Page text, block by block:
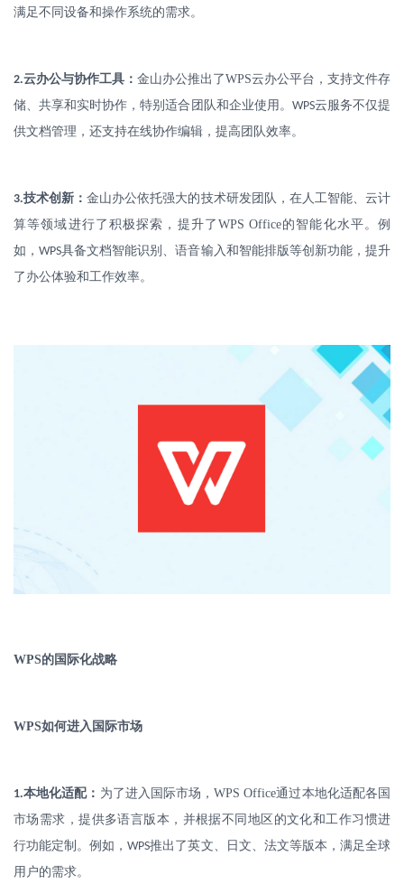
满足不同设备和操作系统的需求。
2.云办公与协作工具： 金山办公推出了WPS云办公平台，支持文件存
储、共享和实时协作，特别适合团队和企业使用。 WPS云服务不仅提
供文档管理，还支持在线协作编辑，提高团队效率。
3.技术创新：金山办公依托强大的技术研发团队，在人工智能、云计
算等领域进行了积极探索，提升了 WPS Office的智能化水平。例
如，WPS具备文档智能识别、语音输入和智能排版等创新功能，提升
了办公体验和工作效率。
WPS的国际化战略
WPS如何进入国际市场
1.本地化适配： 为了进入国际市场，WPS Office通过本地化适配各国
市场需求，提供多语言版本，并根据不同地区的文化和工作习惯进
行功能定制。例如，WPS推出了英文、日文、法文等版本，满足全球
用户的需求。